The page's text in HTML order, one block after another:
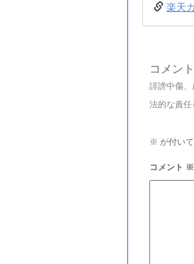
楽天
コメン
誹謗中傷、
法的な責任
※ が付い
コメント ※